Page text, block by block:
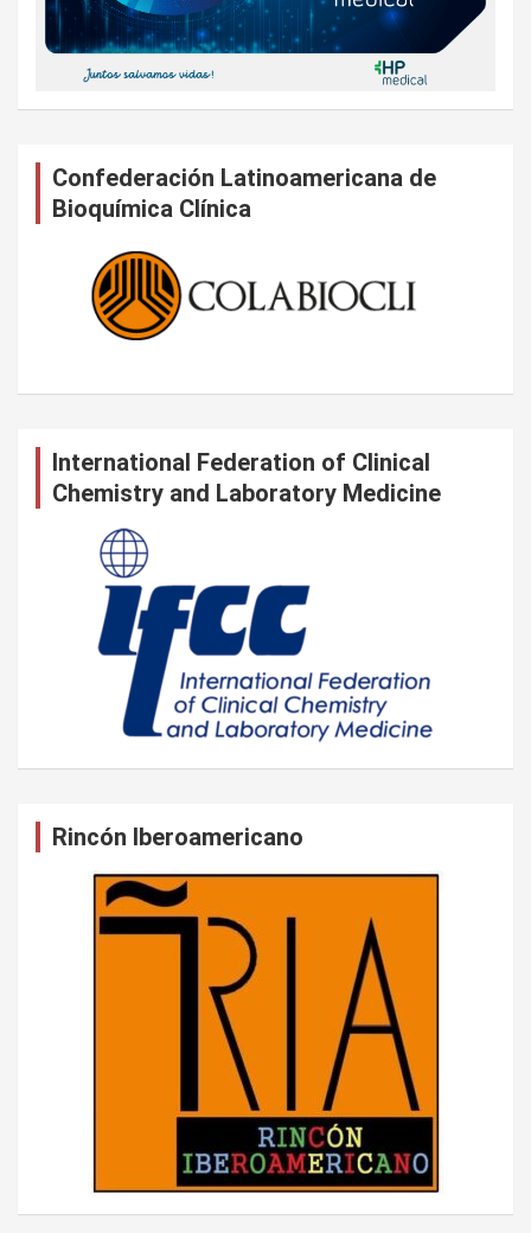
Confederación Latinoamericana de
Bioquímica Clínica
International Federation of Clinical
Chemistry and Laboratory Medicine
Rincón Iberoamericano